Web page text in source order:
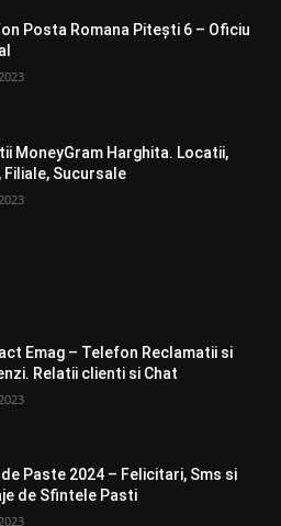
Posta Romana Piteşti 6 – Oficiu
MoneyGram Harghita. Locatii,
Filiale, Sucursale
Emag – Telefon Reclamatii si
Relatii clienti si Chat
Paste 2024 – Felicitari, Sms si
de Sfintele Pasti